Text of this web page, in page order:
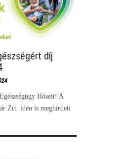
díj
Hőseit! A
Zrt. idén is meghirdeti